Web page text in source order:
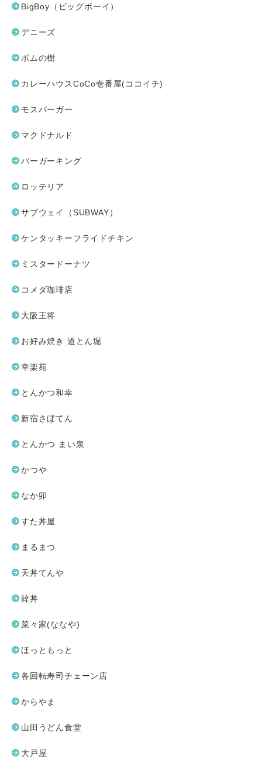
BigBoy（ビッグボーイ）
デニーズ
ポムの樹
カレーハウスCoCo壱番屋(ココイチ)
モスバーガー
マクドナルド
バーガーキング
ロッテリア
サブウェイ（SUBWAY）
ケンタッキーフライドチキン
ミスタードーナツ
コメダ珈琲店
大阪王将
お好み焼き 道とん堀
幸楽苑
とんかつ和幸
新宿さぼてん
とんかつ まい泉
かつや
なか卯
すた丼屋
まるまつ
天丼てんや
韓丼
菜々家(ななや)
ほっともっと
各回転寿司チェーン店
からやま
山田うどん食堂
大戸屋